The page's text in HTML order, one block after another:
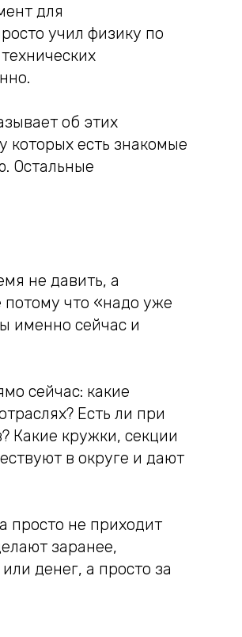
для
учил физику по
об этих
которых есть знакомые
Остальные
не давить, а
потому что «надо уже
именно сейчас и
сейчас: какие
Есть ли при
Какие кружки, секции
в округе и дают
просто не приходит
заранее,
денег, а просто за